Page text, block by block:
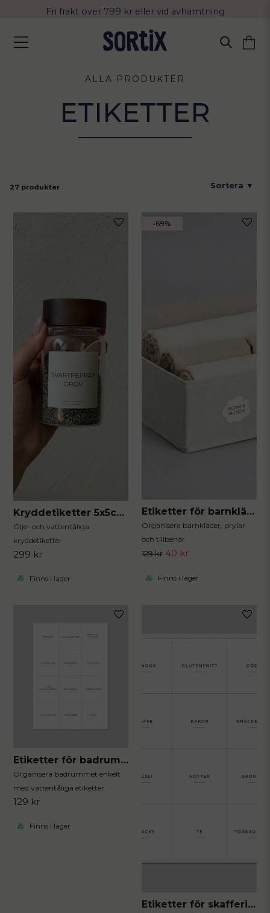
Fri frakt över 799 kr eller vid avhämtning
Leverans 2-4 arbetsdagar med Postnord
ALLA PRODUKTER
ETIKETTER
27 produkter
Kryddetiketter 5x5cm 80st
Olje- och vattentåliga
kryddetiketter
299 kr
Finns i lager
Etiketter för barnkläder 20st
Organisera barnkläder, prylar
och tillbehör
129 kr 40 kr
Finns i lager
-69%
Etiketter för badrummet 12st
Organisera badrummet enkelt
med vattentåliga etiketter
129 kr
Finns i lager
Etiketter för skafferiet 12st